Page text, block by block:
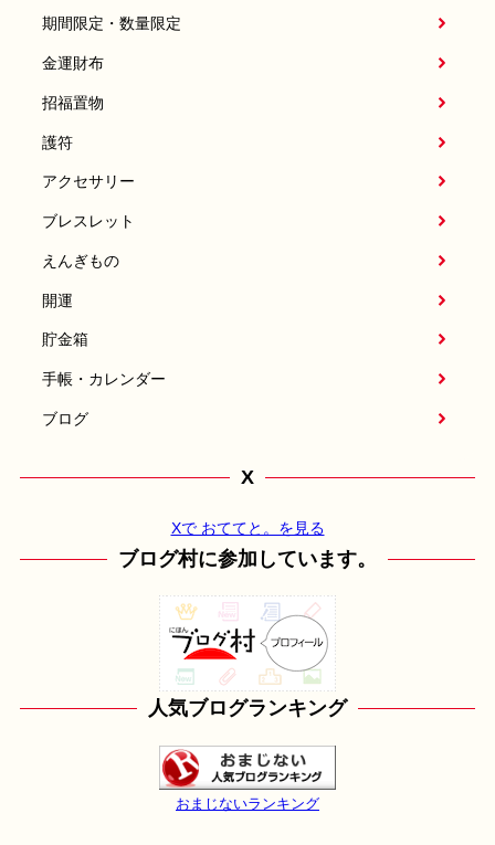
期間限定・数量限定
金運財布
招福置物
護符
アクセサリー
ブレスレット
えんぎもの
開運
貯金箱
手帳・カレンダー
ブログ
X
Xで おててと。を見る
ブログ村に参加しています。
人気ブログランキング
おまじないランキング